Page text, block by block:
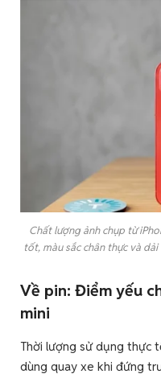
Chất lượng ảnh chụp từ
tốt, màu sắc chân thực và
Về pin: Điểm yếu
mini
Thời lượng sử dụng thực
dùng quay xe khi đứng